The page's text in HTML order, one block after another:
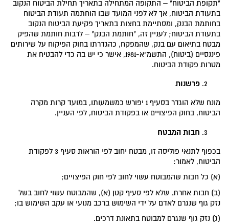
"תקופת הביטוח" – התקופה המתחילה בתאריך תחילת הביטוח הנקוב
בתעודת הביטוח, אך לא לפני המועד שבו הוחתמה תעודת הביטוח
בחותמת הבנק, ומסתיימת בחצות בתאריך פקיעת הביטוח הנקוב
בתעודת הביטוח; לעניין זה, "חותמת הבנק" – לרבות חותמת שהפיק
מבטח בתיאום עם בנק, שהמפקח, כהגדרתו בחוק הפיקוח על שירותים
פיננסיים (ביטוח), התשמ"א-1981, אישר כי יש בה כדי להבטיח את
מטרות פקודת הביטוח.
פרשנות
מונח שלא הוגדר בסעיף 1 יפורש כמשמעותו, במועד קרות מקרה
הביטוח, בחוק הפיצויים או בפקודת הביטוח, לפי העניין.
חבות המבטח
בכפוף לתנאי פוליסה זו, מבטח יחוב לפי הוראות סעיף 3 לפקודת
הביטוח, לאמור:
(א) כל חבות שהמבוטח עשוי לחוב לפי חוק הפיצויים;
(ב) חבות אחרת, שלא לפי סעיף קטן (א), שהמבוטח עשוי לחוב בשל
נזק גוף שנגרם לאדם על ידי השימוש ברכב מנועי או עקב השימוש בו;
(ג) נזק גוף שנגרם למבוטח בתאונת דרכים.